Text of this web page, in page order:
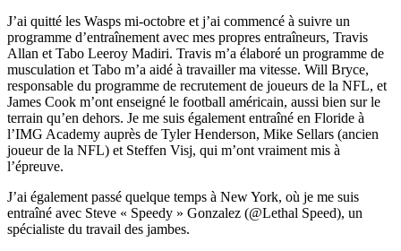
J’ai quitté les Wasps mi-octobre et j’ai commencé à suivre un
programme d’entraînement avec mes propres entraîneurs, Travis
Allan et Tabo Leeroy Madiri. Travis m’a élaboré un programme de
musculation et Tabo m’a aidé à travailler ma vitesse. Will Bryce,
responsable du programme de recrutement de joueurs de la NFL, et
James Cook m’ont enseigné le football américain, aussi bien sur le
terrain qu’en dehors. Je me suis également entraîné en Floride à
l’IMG Academy auprès de Tyler Henderson, Mike Sellars (ancien
joueur de la NFL) et Steffen Visj, qui m’ont vraiment mis à
l’épreuve.
J’ai également passé quelque temps à New York, où je me suis
entraîné avec Steve « Speedy » Gonzalez (@Lethal Speed), un
spécialiste du travail des jambes.